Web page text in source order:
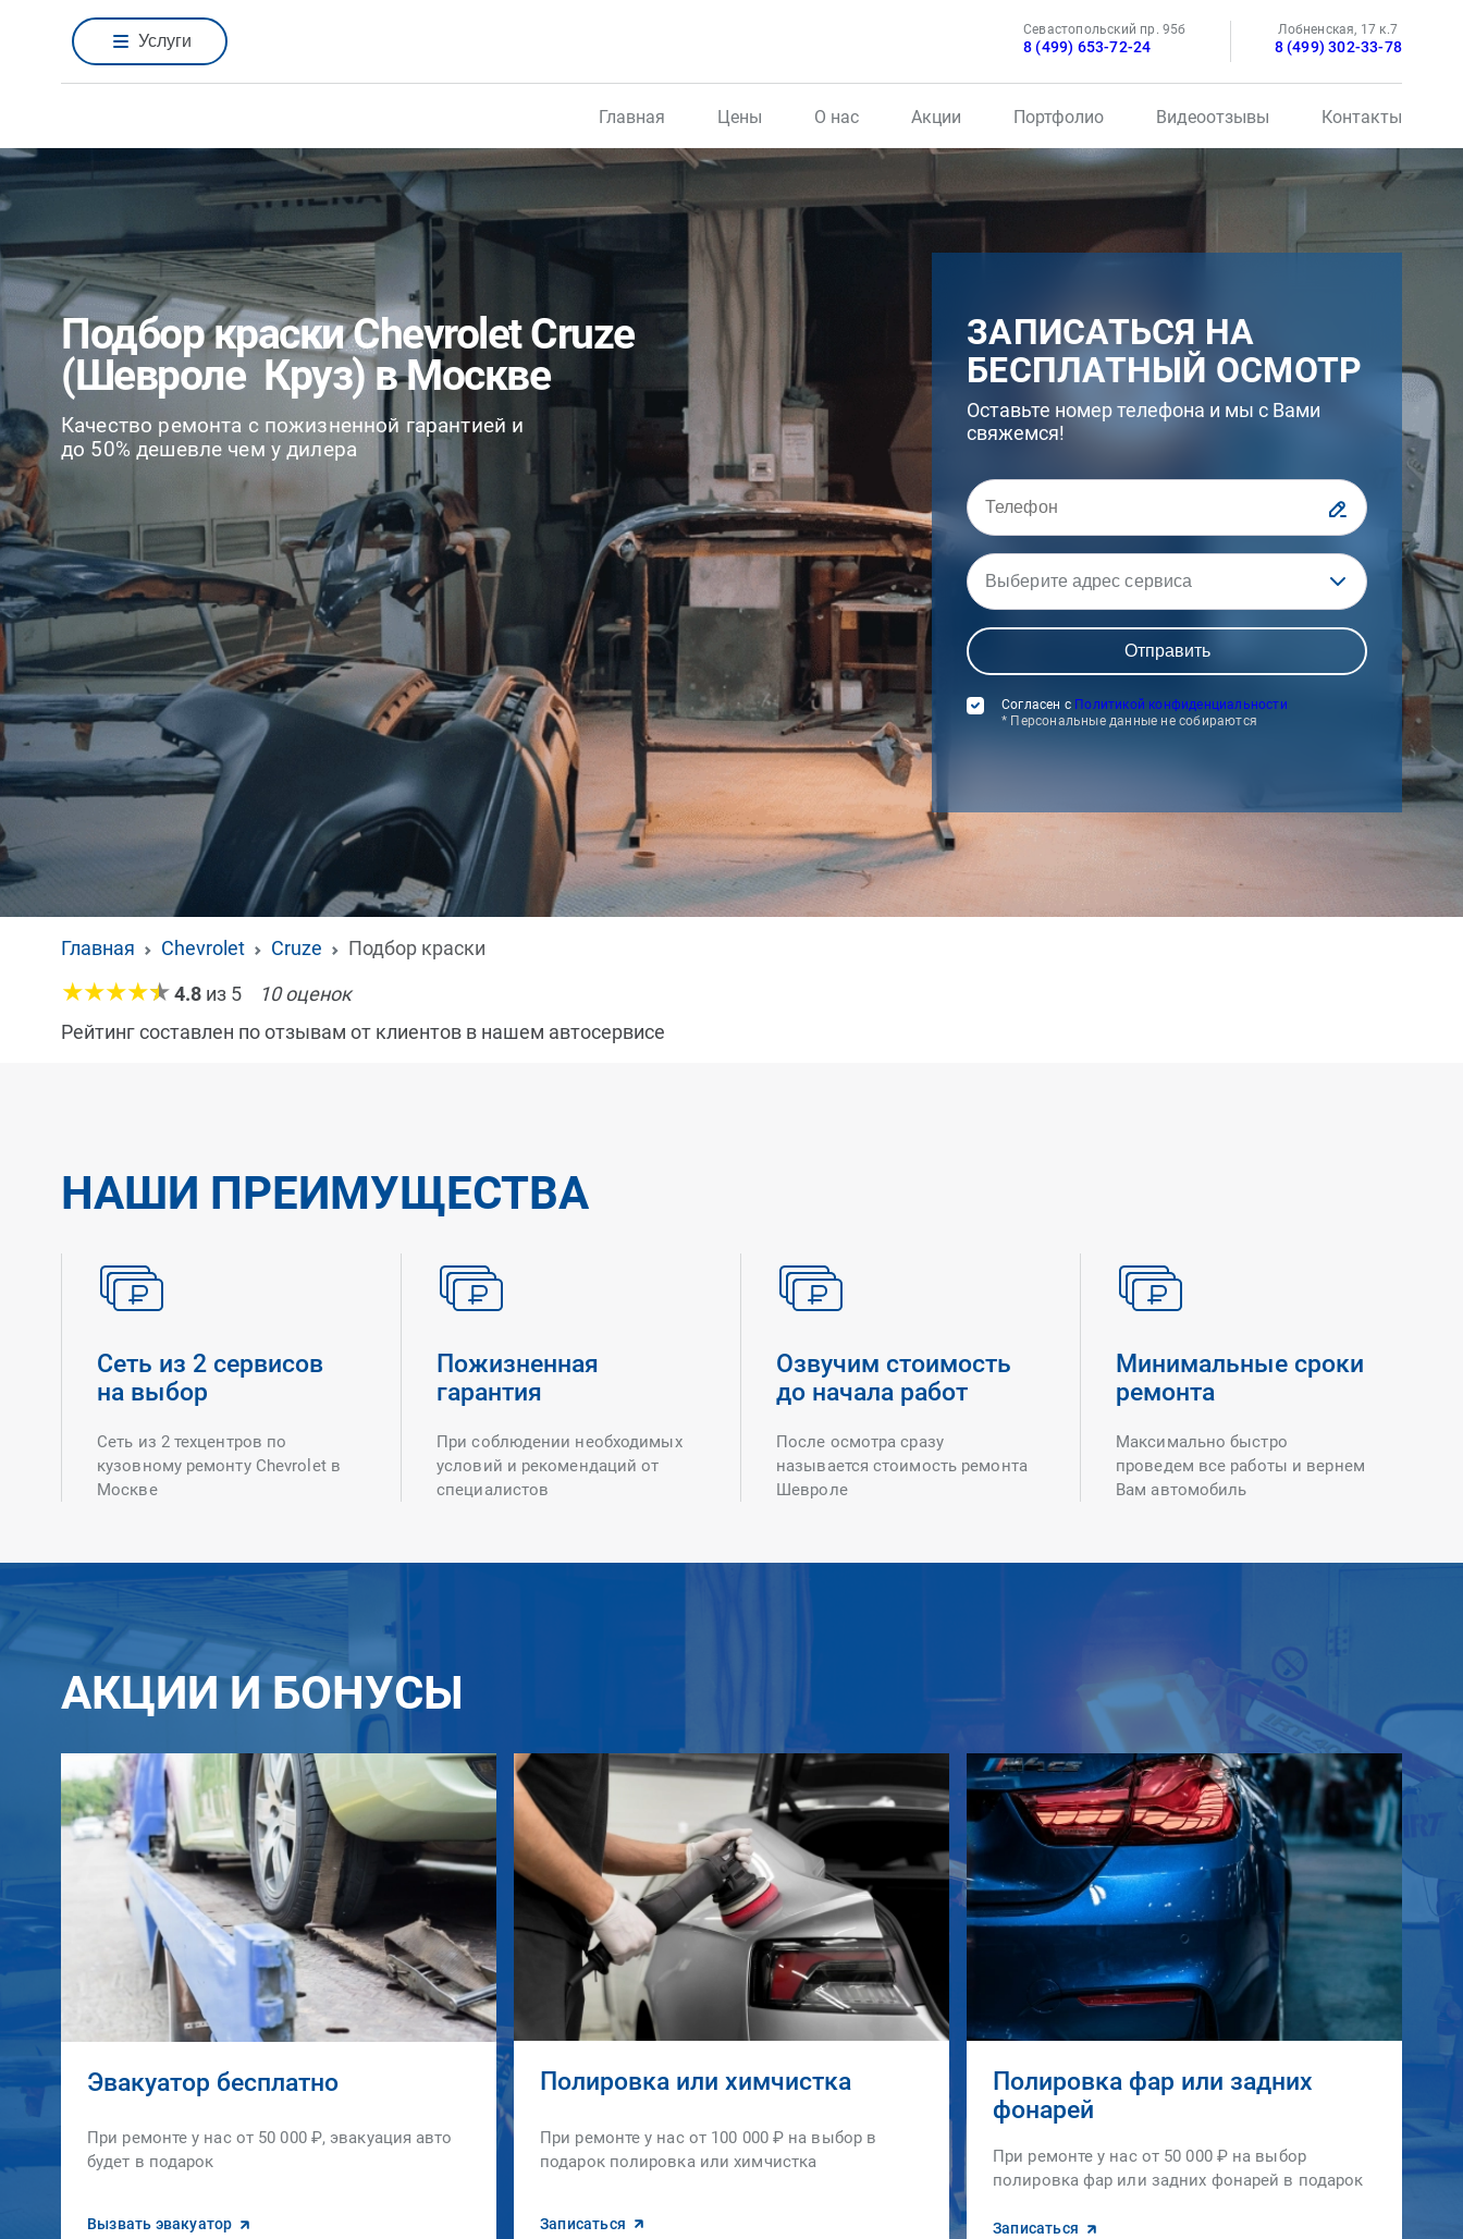
Услуги
Севастопольский пр. 95б
8 (499) 653-72-24
Лобненская, 17 к.7
8 (499) 302-33-78
Главная Цены О нас Акции Портфолио Видеоотзывы Контакты
Подбор краски Chevrolet Cruze
(Шевроле Круз) в Москве
Качество ремонта с пожизненной гарантией и
до 50% дешевле чем у дилера
ЗАПИСАТЬСЯ НА
БЕСПЛАТНЫЙ ОСМОТР
Оставьте номер телефона и мы с Вами
свяжемся!
Выберите адрес сервиса
Согласен с Политикой конфиденциальности
* Персональные данные не собираются
Главная Chevrolet Cruze
Подбор краски
4.8 из 5 10оценок
Рейтинг составлен по отзывам от клиентов в нашем автосервисе
НАШИ ПРЕИМУЩЕСТВА
Сеть из 2 сервисов
на выбор
Сеть из 2 техцентров по
кузовному ремонту Chevrolet в
Москве
Пожизненная
гарантия
При соблюдении необходимых
условий и рекомендаций от
специалистов
Озвучим стоимость
до начала работ
После осмотра сразу
называется стоимость ремонта
Шевроле
Минимальные сроки
ремонта
Максимально быстро
проведем все работы и вернем
Вам автомобиль
АКЦИИ И БОНУСЫ
Эвакуатор бесплатно
При ремонте у нас от 50 000 ₽, эвакуация авто
будет в подарок
Вызвать эвакуатор
Полировка или химчистка
При ремонте у нас от 100 000 ₽ на выбор в
подарок полировка или химчистка
Записаться
Полировка фар или задних
фонарей
При ремонте у нас от 50 000 ₽ на выбор
полировка фар или задних фонарей в подарок
Записаться